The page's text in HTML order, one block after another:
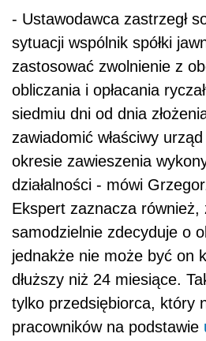
- Ustawodawca zastrzegł
sytuacji wspólnik spółki
zastosować zwolnienie z
obliczania i opłacania
siedmiu dni od dnia
zawiadomić właściwy
okresie zawieszenia
działalności - mówi
Ekspert zaznacza również,
samodzielnie zdecyduje o
jednakże nie może być on
dłuższy niż 24 miesiące.
tylko przedsiębiorca, który
pracowników na podstawie